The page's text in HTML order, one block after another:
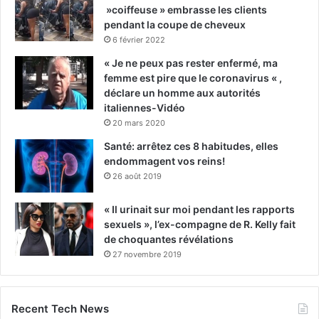
»coiffeuse » embrasse les clients
pendant la coupe de cheveux
6 février 2022
« Je ne peux pas rester enfermé, ma
femme est pire que le coronavirus « ,
déclare un homme aux autorités
italiennes-Vidéo
20 mars 2020
Santé: arrêtez ces 8 habitudes, elles
endommagent vos reins!
26 août 2019
« Il urinait sur moi pendant les rapports
sexuels », l’ex-compagne de R. Kelly fait
de choquantes révélations
27 novembre 2019
Recent Tech News